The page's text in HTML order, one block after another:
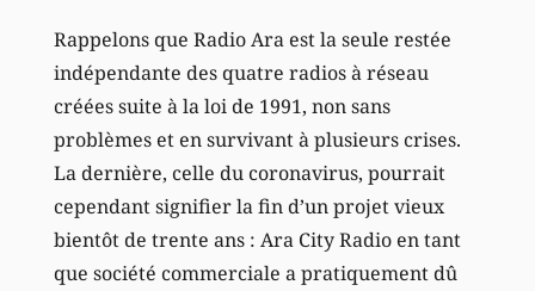
Rappelons que Radio Ara est la seule restée
indépendante des quatre radios à réseau
créées suite à la loi de 1991, non sans
problèmes et en survivant à plusieurs crises.
La dernière, celle du coronavirus, pourrait
cependant signifier la fin d’un projet vieux
bientôt de trente ans : Ara City Radio en tant
que société commerciale a pratiquement dû